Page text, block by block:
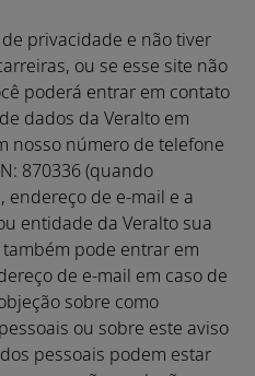
privacidade e não tiver
ou se esse site não
poderá entrar em contato
dados da Veralto em
nosso número de telefone
870336 (quando
endereço de e-mail e a
entidade da Veralto sua
pode entrar em
de e-mail em caso de
sobre como
ou sobre este aviso
pessoais podem estar